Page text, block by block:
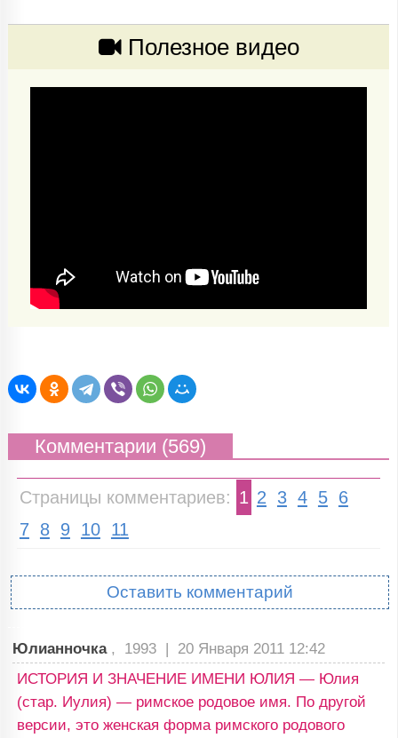
Полезное видео
Комментарии (569)
Страницы комментариев: 1 2 3 4 5 6
7 8 9 10 11
Оставить комментарий
Юлианночка , 1993 | 20 Января 2011 12:42
ИСТОРИЯ И ЗНАЧЕНИЕ ИМЕНИ ЮЛИЯ — Юлия
(стар. Иулия) — римское родовое имя. По другой
версии, это женская форма римского родового